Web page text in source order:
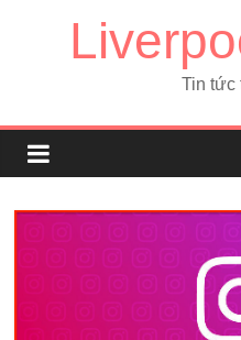
Tin tức